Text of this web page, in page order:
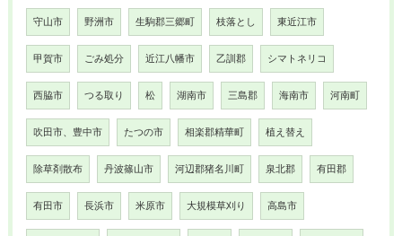
守山市 野洲市 生駒郡三郷町 枝落とし 東近江市
甲賀市 ごみ処分 近江八幡市 乙訓郡 シマトネリコ
西脇市 つる取り 松 湖南市 三島郡 海南市 河南町
吹田市、豊中市 たつの市 相楽郡精華町 植え替え
除草剤散布 丹波篠山市 河辺郡猪名川町 泉北郡 有田郡
有田市 長浜市 米原市 大規模草刈り 高島市